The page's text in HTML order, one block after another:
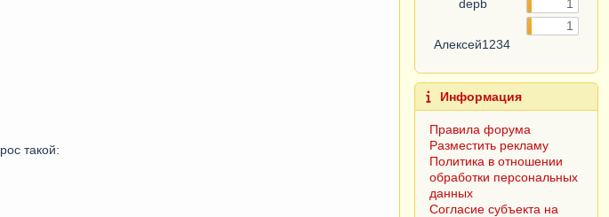
такой:
depb
1
Алексей1234
1
Информация
Правила форума
Разместить рекламу
Политика в отношении
обработки персональных
данных
Согласие субъекта на